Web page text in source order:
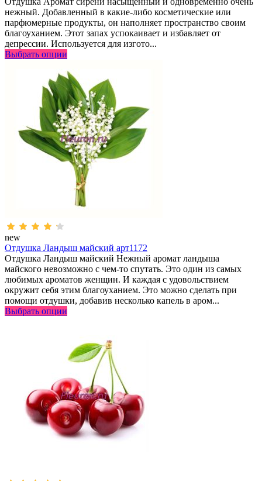
нежный. Добавленный в какие-либо косметические или
парфюмерные продукты, он наполняет пространство своим
благоуханием. Этот запах успокаивает и избавляет от
депрессии. Используется для изгото...
Выбрать опции
new
Отдушка Ландыш майский арт1172
Отдушка Ландыш майский Нежный аромат ландыша
майского невозможно с чем-то спутать. Это один из самых
любимых ароматов женщин. И каждая с удовольствием
окружит себя этим благоуханием. Это можно сделать при
помощи отдушки, добавив несколько капель в аром...
Выбрать опции